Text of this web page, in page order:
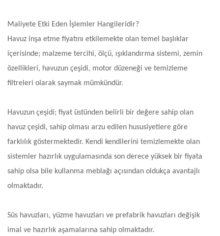
Maliyete Etki Eden İşlemler Hangileridir?
Havuz inşa etme fiyatını etkilemekte olan temel başlıklar
içerisinde; malzeme tercihi, ölçü, ışıklandırma sistemi, zemin
özellikleri, havuzun çeşidi, motor düzeneği ve temizleme
filtreleri olarak saymak mümkündür.
Havuzun çeşidi; fiyat üstünden belirli bir değere sahip olan
havuz çeşidi, sahip olması arzu edilen hususiyetlere göre
farklılık göstermektedir. Kendi kendilerini temizlemekte olan
sistemler hazırlık uygulamasında son derece yüksek bir fiyata
sahip olsa bile kullanma meblağı açısından oldukça avantajlı
olmaktadır.
Süs havuzları, yüzme havuzları ve prefabrik havuzları değişik
imal ve hazırlık aşamalarına sahip olmaktadır.